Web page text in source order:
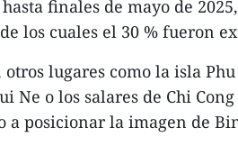
finales de mayo de
los cuales el 30 % fueron
lugares como la isla
Ne o los salares de Chi
a posicionar la imagen de